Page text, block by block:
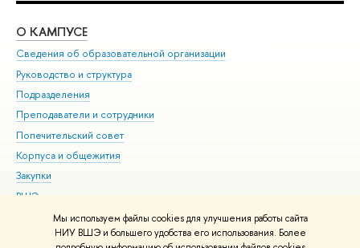
Мы используем файлы cookies для улучшения работы сайта
НИУ ВШЭ и большего удобства его использования. Более
О КАМПУСЕ
Сведения об образовательной организации
Руководство и структура
Подразделения
Преподаватели и сотрудники
Попечительский совет
Корпуса и общежития
Закупки
ВШЭ для студентов с ограниченными возможностями
здоровья и инвалидностью
Версия для слабовидящих